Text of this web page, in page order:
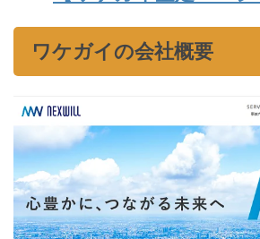
ワケガイの会社概要